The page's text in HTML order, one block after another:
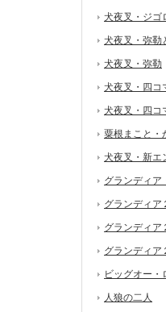
犬夜叉・ジゴ
犬夜叉・弥勒
犬夜叉・弥勒
犬夜叉・四コ
犬夜叉・四コ
粟根まこと・
犬夜叉・新エ
グランディア
グランディア
グランディア
グランディア
ビッグオー・
人狼の二人